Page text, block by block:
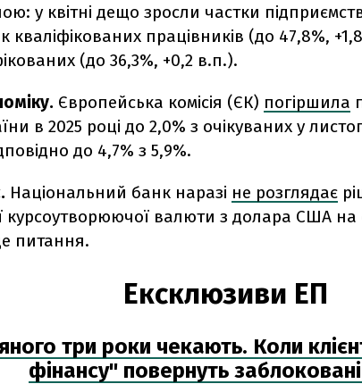
у квітні дещо зросли частки
кваліфікованих працівників (до 47,8%,
(до 36,3%, +0,2 в.п.).
Європейська комісія (ЄК) погіршила
в 2025 році до 2,0% з очікуваних у
до 4,7% з 5,9%.
Національний банк наразі не розглядає
курсоутворюючої валюти з долара США
питання.
Ексклюзиви ЕП
три роки чекають. Коли
фінансу" повернуть